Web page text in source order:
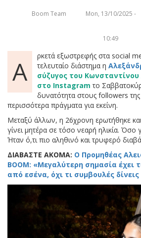
Boom Team Mon, 13/10/2025 -
10:49
Α
ρκετά εξωστρεφής στα social
τελευταίο διάστημα η
σύζυγος του
στο Instagram το
δυνατότητα στους followers
περισσότερα πράγματα για εκείνη.
Μεταξύ άλλων, η 26χρονη ερωτήθηκε
γίνει μητέρα σε τόσο νεαρή ηλικία. Όσο
Ήταν ό,τι πιο αληθινό και τρυφερό
ΔΙΑΒΑΣΤΕ ΑΚΟΜΑ: Ο Προμηθέας
BOOM: «Μεγαλύτερη σημασία έχει
από εσένα, όχι τι συμβουλές